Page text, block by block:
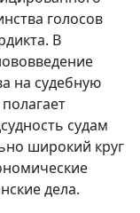
голосов
В
на судебную
судам
широкий круг
дела.